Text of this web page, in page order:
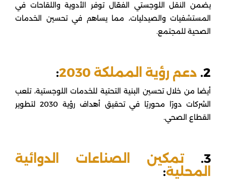
يضمن النقل اللوجستي الفعّال توفر الأدوية واللقاحات في
المستشفيات والصيدليات، مما يساهم في تحسين الخدمات
الصحية للمجتمع.
2. دعم رؤية المملكة 2030 :
أيضا من خلال تحسين البنية التحتية للخدمات اللوجستية، تلعب
الشركات دورًا محوريًا في تحقيق أهداف رؤية 2030 لتطوير
القطاع الصحي.
3.
تمكين الصناعات الدوائية
المحلية: